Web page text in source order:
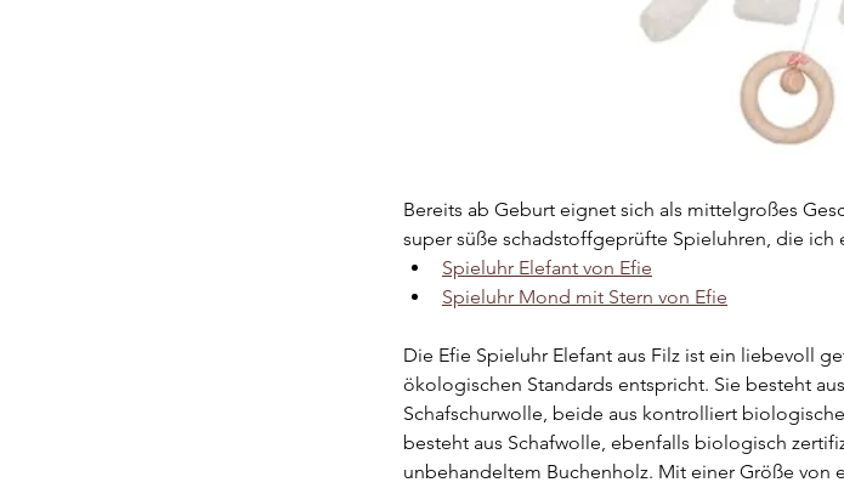
Bereits ab Geburt eignet sich als mittelgroßes
super süße schadstoffgeprüfte Spieluhren, die ich
Spieluhr Elefant von Efie
Spieluhr Mond mit Stern von Efie
Die Efie Spieluhr Elefant aus Filz ist ein liebevoll
ökologischen Standards entspricht. Sie besteht
Schafschurwolle, beide aus kontrolliert
besteht aus Schafwolle, ebenfalls biologisch
unbehandeltem Buchenholz. Mit einer Größe von